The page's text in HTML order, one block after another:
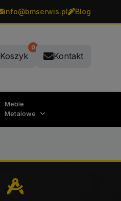
info@bmserwis.pl Blog
Koszyk
0
Kontakt
Meble
Metalowe